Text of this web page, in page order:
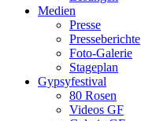
Medien
Presse
Presseberichte
Foto-Galerie
Stageplan
Gypsyfestival
80 Rosen
Videos GF